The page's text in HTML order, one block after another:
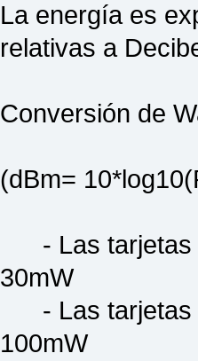
La energía es
relativas a
Conversión de
(dBm=
- Las tarjetas
30mW
- Las tarjetas
100mW